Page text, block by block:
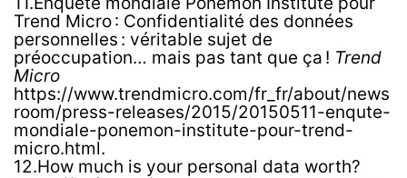
Trend Micro : Confidentialité des données
personnelles : véritable sujet de
préoccupation… mais pas tant que ça ! Trend
Micro
https://www.trendmicro.com/fr_fr/about/news
room/press-releases/2015/20150511-enqute-
mondiale-ponemon-institute-pour-trend-
micro.html.
12.How much is your personal data worth?